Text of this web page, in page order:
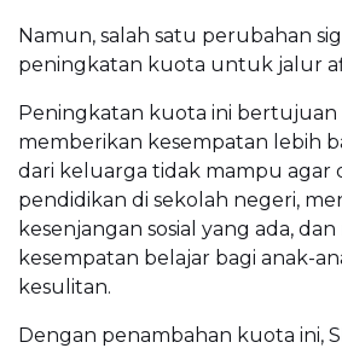
Namun, salah satu perubahan
peningkatan kuota untuk jalur
Peningkatan kuota ini
memberikan kesempatan lebih
dari keluarga tidak mampu agar
pendidikan di sekolah negeri,
kesenjangan sosial yang ada,
kesempatan belajar bagi anak-
kesulitan.
Dengan penambahan kuota ini,